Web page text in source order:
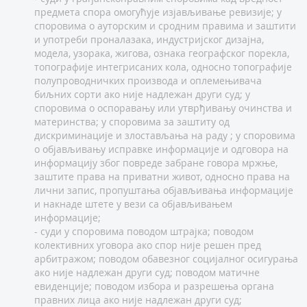
предмета спора омогућује изјављивање ревизије; у
споровима о ауторским и сродним правима и заштити
и употреби проналазака, индустријског дизајна,
модела, узорака, жигова, ознака географског порекла,
топографије интегрисаних кола, односно топографије
полупроводничких производа и оплемењивача
биљних сорти ако није надлежан други суд; у
споровима о оспоравању или утврђивању очинства и
материнства; у споровима за заштиту од
дискриминације и злостављања на раду ; у споровима
о објављивању исправке информације и одговора на
информацију због повреде забране говора мржње,
заштите права на приватни живот, односно права на
лични запис, пропуштања објављивања информације
и накнаде штете у вези са објављивањем
информације;
- суди у споровима поводом штрајка; поводом
колективних уговора ако спор није решен пред
арбитражом; поводом обавезног социјалног осигурања
ако није надлежан други суд; поводом матичне
евиденције; поводом избора и разрешења органа
правних лица ако није надлежан други суд;